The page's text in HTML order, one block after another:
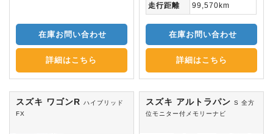
在庫お問い合わせ
詳細はこちら
走行距離
99,570km
在庫お問い合わせ
詳細はこちら
スズキ ワゴンR ハイブリッド
FX
スズキ アルトラパンS 全方
位モニター付メモリーナビ